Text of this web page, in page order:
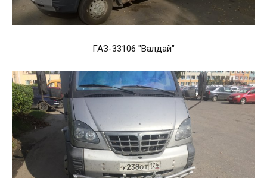
ГАЗ-33106 "Валдай"